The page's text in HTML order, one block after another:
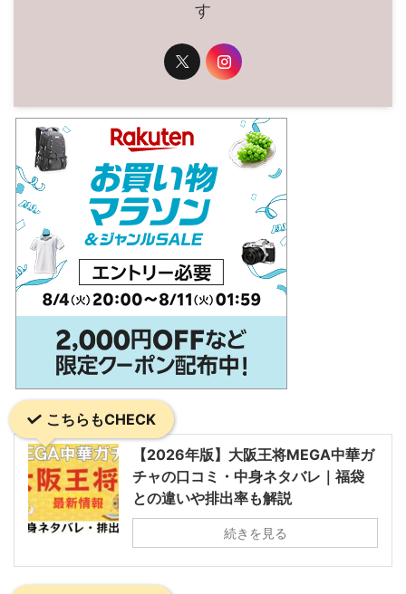
す
こちらもCHECK
【2026年版】大阪王将MEGA中華ガ
チャの口コミ・中身ネタバレ｜福袋
との違いや排出率も解説
続きを見る